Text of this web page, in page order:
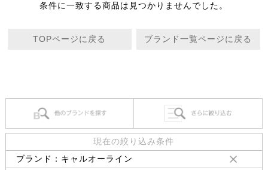
条件に一致する商品は見つかりませんでした。
TOPページに戻る ブランド一覧ページに戻る
現在の絞り込み条件
ブランド：キャルオーライン